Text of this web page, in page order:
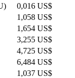
0,016 US$
1,058 US$
1,654 US$
3,255 US$
4,725 US$
6,484 US$
1,037 US$